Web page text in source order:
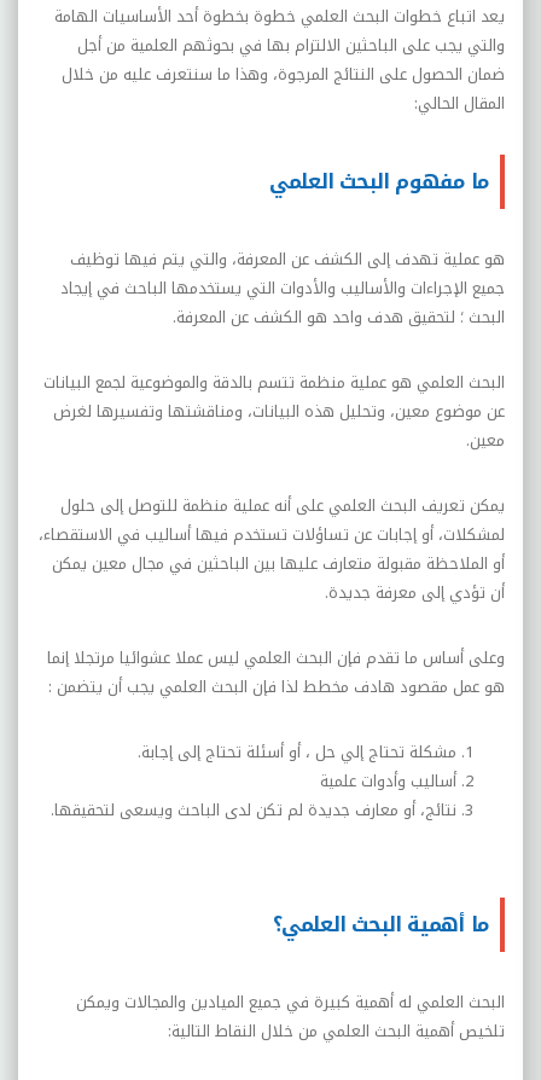
يعد اتباع خطوات البحث العلمي خطوة بخطوة أحد الأساسيات الهامة
والتي يجب على الباحثين الالتزام بها في بحوثهم العلمية من أجل
ضمان الحصول على النتائج المرجوة، وهذا ما سنتعرف عليه من خلال
المقال الحالي:
ما مفهوم البحث العلمي
هو عملية تهدف إلى الكشف عن المعرفة، والتي يتم فيها توظيف
جميع الإجراءات والأساليب والأدوات التي يستخدمها الباحث في إيجاد
البحث ؛ لتحقيق هدف واحد هو الكشف عن المعرفة.
البحث العلمي هو عملية منظمة تتسم بالدقة والموضوعية لجمع البيانات
عن موضوع معين، وتحليل هذه البيانات، ومناقشتها وتفسيرها لغرض
معين.
يمكن تعريف البحث العلمي على أنه عملية منظمة للتوصل إلى حلول
لمشكلات، أو إجابات عن تساؤلات تستخدم فيها أساليب في الاستقصاء،
أو الملاحظة مقبولة متعارف عليها بين الباحثين في مجال معين يمكن
أن تؤدي إلى معرفة جديدة.
وعلى أساس ما تقدم فإن البحث العلمي ليس عملا عشوائيا مرتجلا إنما
هو عمل مقصود هادف مخطط لذا فإن البحث العلمي يجب أن يتضمن :
مشكلة تحتاج إلي حل ، أو أسئلة تحتاج إلى إجابة.
أساليب وأدوات علمية
نتائج، أو معارف جديدة لم تكن لدى الباحث ويسعى لتحقيقها.
ما أهمية البحث العلمي؟
البحث العلمي له أهمية كبيرة في جميع الميادين والمجالات ويمكن
تلخيص أهمية البحث العلمي من خلال النقاط التالية: